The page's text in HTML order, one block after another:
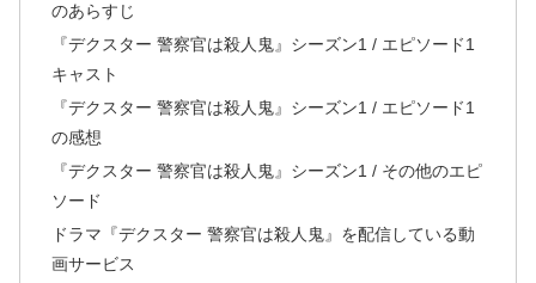
のあらすじ
『デクスター 警察官は殺人鬼』シーズン1 / エピソード1
キャスト
『デクスター 警察官は殺人鬼』シーズン1 / エピソード1
の感想
『デクスター 警察官は殺人鬼』シーズン1 / その他のエピ
ソード
ドラマ『デクスター 警察官は殺人鬼』を配信している動
画サービス